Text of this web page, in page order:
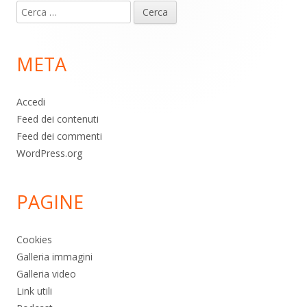
piè
pagina
Ricerca
per:
META
Accedi
Feed dei contenuti
Feed dei commenti
WordPress.org
PAGINE
Cookies
Galleria immagini
Galleria video
Link utili